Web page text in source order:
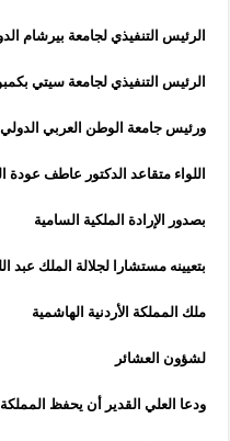
الرئيس التنفيذي لجامعة بيرشام
الرئيس التنفيذي لجامعة سيتي
ورئيس جامعة الوطن العربي
اللواء متقاعد الدكتور عاطف عودة
بصدور الإرادة الملكية السامية
بتعيينه مستشارا لجلالة الملك عبد
ملك المملكة الأردنية الهاشمية
لشؤون العشائر
ودعا العلي القدير أن يحفظ